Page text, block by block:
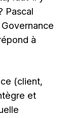
Pascal
à
(client,
et